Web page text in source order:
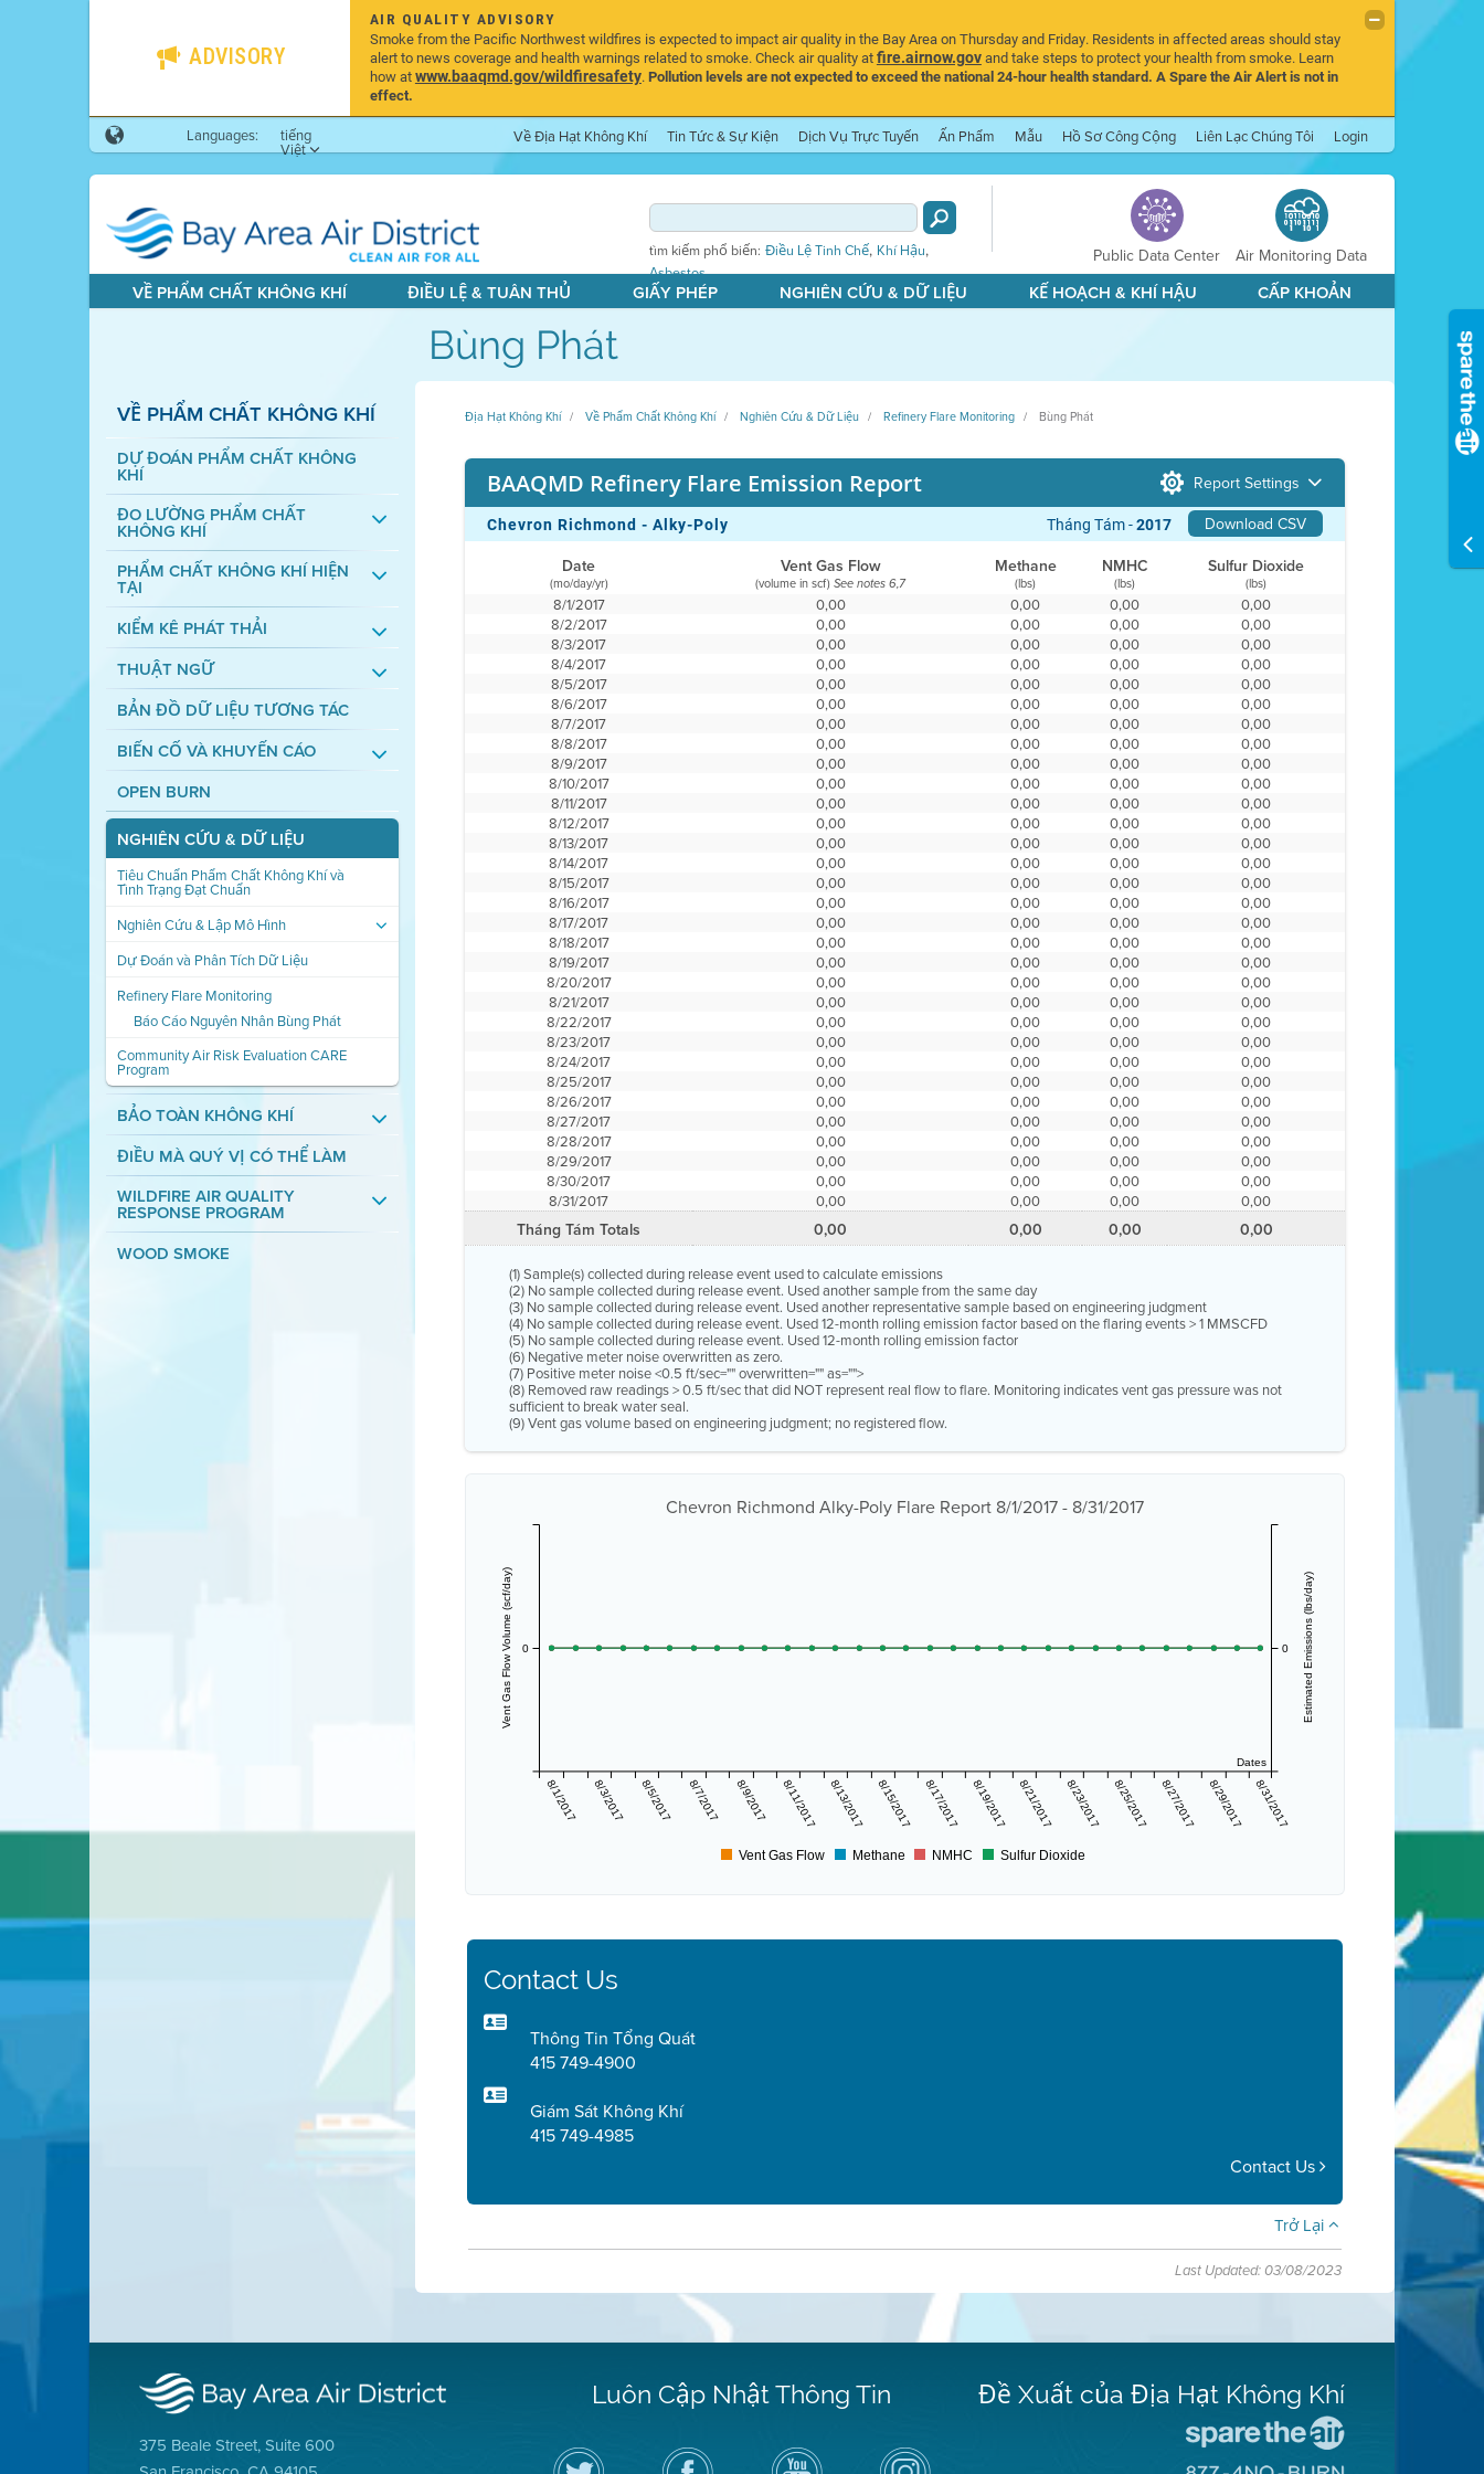
ADVISORY
AIR QUALITY ADVISORY
Smoke from the Pacific Northwest wildfires is expected to impact air quality in the Bay Area on Thursday and Friday. Residents in affected areas should stay
alert to news coverage and health warnings related to smoke. Check air quality atfire.airnow.govand take steps to protect your health from smoke. Learn
how atwww.baaqmd.gov/wildfiresafety.Pollution levels are not expected to exceed the national 24-hour health standard. A Spare the Air Alert is not in
effect.
Languages:
tiếng
Việt
Về Địa Hạt Không Khí Tin Tức & Sự Kiện Dịch Vụ Trực Tuyến Ấn Phẩm Mẫu Hồ Sơ Công Cộng Liên Lạc Chúng Tôi Login
tìm kiếm phổ biến: Điều Lệ Tinh Chế, Khí Hậu,
Asbestos
Public Data Center Air Monitoring Data
VỀ PHẨM CHẤT KHÔNG KHÍ ĐIỀU LỆ & TUÂN THỦ GIẤY PHÉP NGHIÊN CỨU & DỮ LIỆU KẾ HOẠCH & KHÍ HẬU CẤP KHOẢN
Bùng Phát
VỀ PHẨM CHẤT KHÔNG KHÍ
DỰ ĐOÁN PHẨM CHẤT KHÔNG
KHÍ
ĐO LƯỜNG PHẨM CHẤT
KHÔNG KHÍ
PHẨM CHẤT KHÔNG KHÍ HIỆN
TẠI
KIỂM KÊ PHÁT THẢI
THUẬT NGỮ
BẢN ĐỒ DỮ LIỆU TƯƠNG TÁC
BIẾN CỐ VÀ KHUYẾN CÁO
OPEN BURN
NGHIÊN CỨU & DỮ LIỆU
Tiêu Chuẩn Phẩm Chất Không Khí và
Tình Trạng Đạt Chuẩn
Nghiên Cứu & Lập Mô Hình
Dự Đoán và Phân Tích Dữ Liệu
Refinery Flare Monitoring
Báo Cáo Nguyên Nhân Bùng Phát
Community Air Risk Evaluation CARE
Program
BẢO TOÀN KHÔNG KHÍ
ĐIỀU MÀ QUÝ VỊ CÓ THỂ LÀM
WILDFIRE AIR QUALITY
RESPONSE PROGRAM
WOOD SMOKE
Địa Hạt Không Khí Về Phẩm Chất Không Khí Nghiên Cứu & Dữ Liệu Refinery Flare Monitoring Bùng Phát
BAAQMD Refinery Flare Emission Report Report Settings
Chevron Richmond - Alky-Poly Download CSV
Tháng Tám -2017
Date Vent Gas Flow Methane NMHC Sulfur Dioxide
(mo/day/yr) (volume in scf)See notes 6,7 (lbs) (lbs) (lbs)
8/1/2017 0,00 0,00 0,00
0,00
8/2/2017
0,00 0,00 0,00
0,00
8/3/2017
0,00 0,00 0,00
0,00
8/4/2017
0,00 0,00 0,00
0,00
8/5/2017
0,00 0,00 0,00
0,00
8/6/2017
0,00 0,00 0,00
0,00
8/7/2017
0,00 0,00 0,00
0,00
8/8/2017
0,00 0,00 0,00
0,00
8/9/2017
0,00 0,00 0,00
0,00
8/10/2017
0,00 0,00 0,00
0,00
8/11/2017
0,00 0,00 0,00
0,00
8/12/2017
0,00 0,00 0,00
0,00
8/13/2017
0,00 0,00 0,00
0,00
8/14/2017
0,00 0,00 0,00
0,00
8/15/2017
0,00 0,00 0,00
0,00
8/16/2017
0,00 0,00 0,00
0,00
8/17/2017
0,00 0,00 0,00
0,00
8/18/2017
0,00 0,00 0,00
0,00
8/19/2017
0,00 0,00 0,00
0,00
8/20/2017
0,00 0,00 0,00
0,00
8/21/2017
0,00 0,00 0,00
0,00
8/22/2017
0,00 0,00 0,00
0,00
8/23/2017
0,00 0,00 0,00
0,00
8/24/2017
0,00 0,00 0,00
0,00
8/25/2017
0,00 0,00 0,00
0,00
8/26/2017
0,00 0,00 0,00
0,00
8/27/2017
0,00 0,00 0,00
0,00
8/28/2017
0,00 0,00 0,00
0,00
8/29/2017
0,00 0,00 0,00
0,00
8/30/2017
0,00 0,00 0,00
0,00
8/31/2017
0,00 0,00 0,00 0,00
Tháng Tám Totals 0,00 0,00 0,00 0,00
(1) Sample(s) collected during release event used to calculate emissions
(2) No sample collected during release event. Used another sample from the same day
(3) No sample collected during release event. Used another representative sample based on engineering judgment
(4) No sample collected during release event. Used 12-month rolling emission factor based on the flaring events > 1 MMSCFD
(5) No sample collected during release event. Used 12-month rolling emission factor
(6) Negative meter noise overwritten as zero.
(7) Positive meter noise <0.5 ft/sec="" overwritten="" as="">
(8) Removed raw readings > 0.5 ft/sec that did NOT represent real flow to flare. Monitoring indicates vent gas pressure was not
sufficient to break water seal.
(9) Vent gas volume based on engineering judgment; no registered flow.
Chevron Richmond Alky-Poly Flare Report 8/1/2017 - 8/31/2017
Dates
8/1/2017 8/3/2017 8/5/2017 8/7/2017 8/9/2017 8/11/2017 8/13/2017 8/15/2017 8/17/2017 8/19/2017 8/21/2017 8/23/2017 8/25/2017 8/27/2017 8/29/2017 8/31/2017
Vent Gas Flow Volume (scf/day) 0 Estimated Emissions (lbs/day)
0
Vent Gas Flow Methane NMHC Sulfur Dioxide
Contact Us
Thông Tin Tổng Quát
415 749-4900
Giám Sát Không Khí
415 749-4985
Contact Us
Trở Lại
Last Updated: 03/08/2023
375 Beale Street, Suite 600
Luôn Cập Nhật Thông Tin
Hãy
theo
Truy
cập
Kênh
YouTube
Air
District
Đề Xuất của Địa Hạt Không Khí